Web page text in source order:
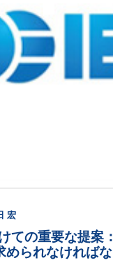
宏
ての重要な提案
められなければ